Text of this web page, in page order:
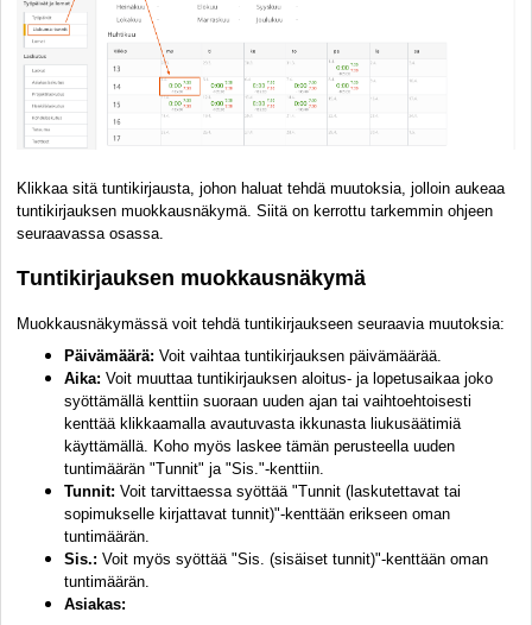
Klikkaa sitä tuntikirjausta, johon haluat tehdä muutoksia, jolloin aukeaa
tuntikirjauksen muokkausnäkymä. Siitä on kerrottu tarkemmin ohjeen
seuraavassa osassa.
Tuntikirjauksen muokkausnäkymä
Muokkausnäkymässä voit tehdä tuntikirjaukseen seuraavia muutoksia:
Päivämäärä: Voit vaihtaa tuntikirjauksen päivämäärää.
Aika: Voit muuttaa tuntikirjauksen aloitus- ja lopetusaikaa joko
syöttämällä kenttiin suoraan uuden ajan tai vaihtoehtoisesti
kenttää klikkaamalla avautuvasta ikkunasta liukusäätimiä
käyttämällä. Koho myös laskee tämän perusteella uuden
tuntimäärän "Tunnit" ja "Sis."-kenttiin.
Tunnit: Voit tarvittaessa syöttää "Tunnit (laskutettavat tai
sopimukselle kirjattavat tunnit)"-kenttään erikseen oman
tuntimäärän.
Sis.: Voit myös syöttää "Sis. (sisäiset tunnit)"-kenttään oman
tuntimäärän.
Asiakas: